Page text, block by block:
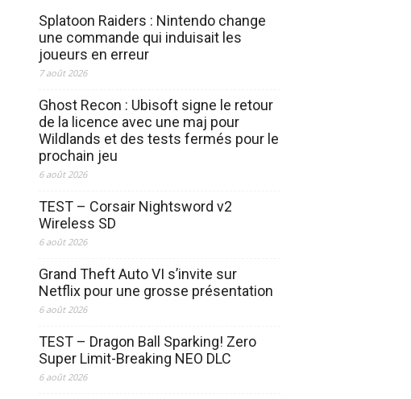
Splatoon Raiders : Nintendo change
une commande qui induisait les
joueurs en erreur
7 août 2026
Ghost Recon : Ubisoft signe le retour
de la licence avec une maj pour
Wildlands et des tests fermés pour le
prochain jeu
6 août 2026
TEST – Corsair Nightsword v2
Wireless SD
6 août 2026
Grand Theft Auto VI s’invite sur
Netflix pour une grosse présentation
6 août 2026
TEST – Dragon Ball Sparking! Zero
Super Limit-Breaking NEO DLC
6 août 2026